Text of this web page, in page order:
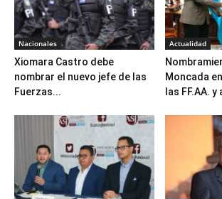
Nacionales
Xiomara Castro debe
nombrar el nuevo jefe de las
Fuerzas...
Actualidad
Moncada
las FF.AA.